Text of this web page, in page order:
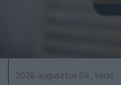
2026. augusztus 04., kedd